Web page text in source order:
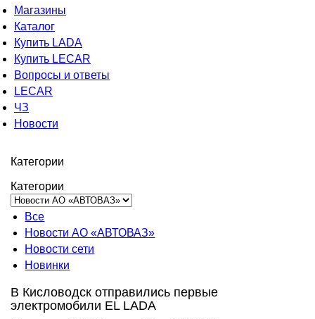
Магазины
Каталог
Купить LADA
Купить LECAR
Вопросы и ответы
LECAR
ЧЗ
Новости
Категории
Категории
Все
Новости АО «АВТОВАЗ»
Новости сети
Новинки
В Кисловодск отправились первые
электромобили EL LADA